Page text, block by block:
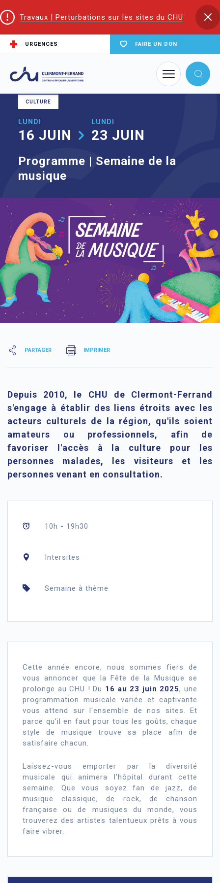
Travaux | Perturbations sur les sites du CHU
URGENCES FAIRE UN DON
Accueil Programme | Semaine de la musique
CULTURE
LUNDI
16 JUIN
LUNDI
23 JUIN
Programme | Semaine de la
musique
PARTAGER IMPRIMER
Depuis 2010, le CHU de Clermont-Ferrand
s'engage à établir des liens étroits avec les
acteurs culturels de la région, qu'ils soient
amateurs ou professionnels, afin de
favoriser l'accès à la culture pour les
personnes malades, les visiteurs et les
personnes venant en consultation.
10h - 19h30
Intersites
Semaine à thème
Cette année encore, nous sommes fiers de
vous annoncer que la Fête de la Musique se
prolonge au CHU ! Du 16 au 23 juin 2025, une
programmation musicale variée et captivante
vous attend sur l'ensemble de nos sites. Et
parce qu’il en faut pour tous les goûts, chaque
style de musique trouve sa place afin de
satisfaire chacun.
Laissez-vous emporter par la diversité
musicale qui animera l’hôpital durant cette
semaine. Que vous soyez fan de jazz, de
musique classique, de rock, de chanson
française ou de musiques du monde, vous
trouverez des artistes talentueux prêts à vous
faire vibrer.